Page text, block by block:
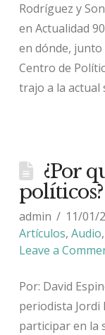
Rodríguez y
en Actualidad
en dónde,
Centro de
trajo a la actual
¿Por
políticos?
admin
11/01/
Artículos, Audio,
Leave a
Por: David
periodista Jordi
participar en la